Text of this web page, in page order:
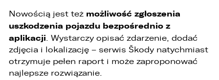
Nowością jest też możliwość zgłoszenia
uszkodzenia pojazdu bezpośrednio z
aplikacji. Wystarczy opisać zdarzenie, dodać
zdjęcia i lokalizację – serwis Škody natychmiast
otrzymuje pełen raport i może zaproponować
najlepsze rozwiązanie.